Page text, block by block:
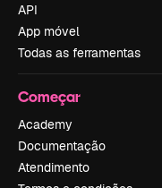
API
App móvel
Todas as ferramentas
Começar
Academy
Documentação
Atendimento